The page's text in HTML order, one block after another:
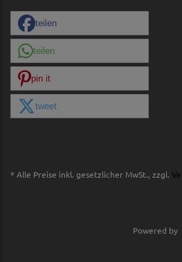
teilen
teilen
pin it
tweet
* Alle Preise inkl. gesetzlicher MwSt., zzgl.
Powered by